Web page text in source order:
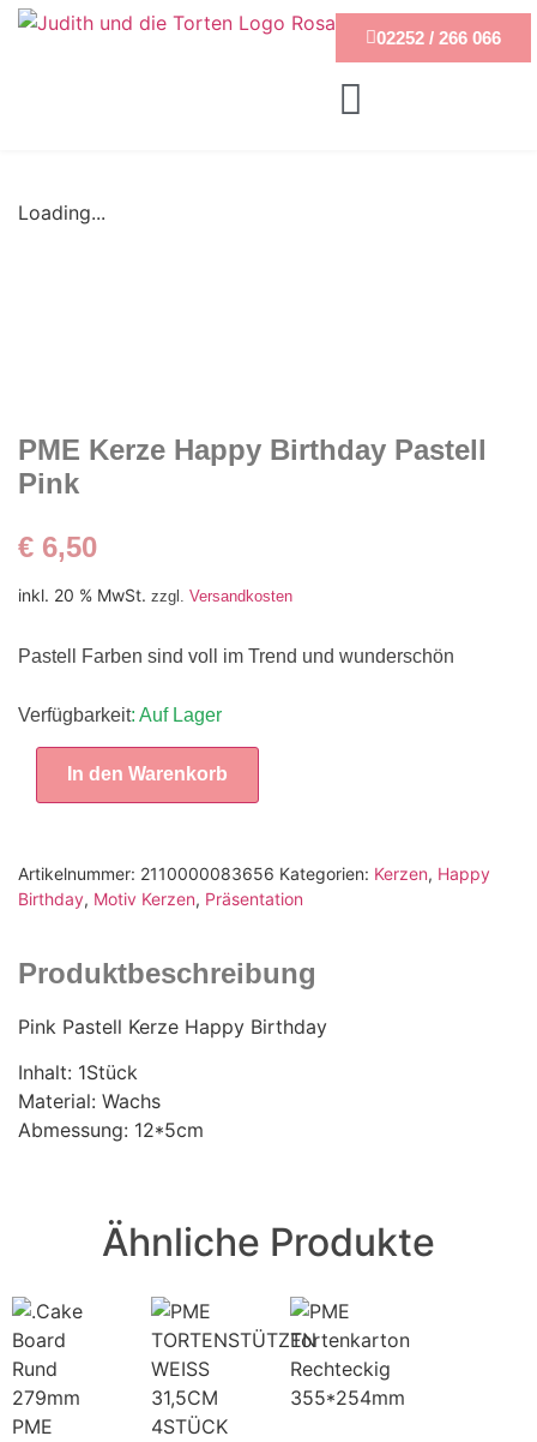
02252 / 266 066
Loading...
PME Kerze Happy Birthday Pastell
Pink
€ 6,50
inkl. 20 % MwSt. zzgl. Versandkosten
Pastell Farben sind voll im Trend und wunderschön
Verfügbarkeit: Auf Lager
In den Warenkorb
Artikelnummer: 2110000083656 Kategorien: Kerzen, Happy
Birthday, Motiv Kerzen, Präsentation
Produktbeschreibung
Pink Pastell Kerze Happy Birthday
Inhalt: 1Stück
Material: Wachs
Abmessung: 12*5cm
Ähnliche Produkte